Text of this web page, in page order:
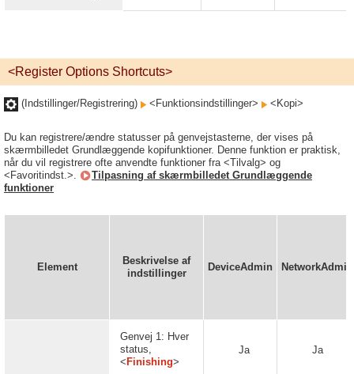
<Register Options Shortcuts>
(Indstillinger/Registrering) <Funktionsindstillinger> <Kopi>
Du kan registrere/ændre statusser på genvejstasterne, der vises på
skærmbilledet Grundlæggende kopifunktioner. Denne funktion er praktisk,
når du vil registrere ofte anvendte funktioner fra <Tilvalg> og
<Favoritindst.>.
Tilpasning af skærmbilledet Grundlæggende
funktioner
Element
Beskrivelse af
indstillinger
DeviceAdmin NetworkAdmin
Genvej 1: Hver
status,
< Finishing>
Ja Ja